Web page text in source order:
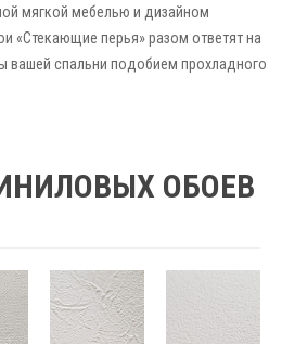
мягкой мебелью и дизайном
«Стекающие перья» разом ответят на
вашей спальни подобием прохладного
ОБОЕВ